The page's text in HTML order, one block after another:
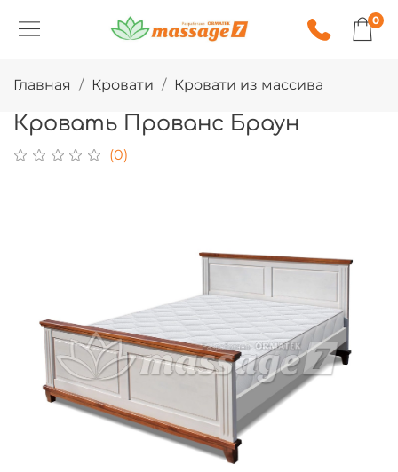
0
Главная Кровати Кровати из массива
Кровать Прованс Браун
(0)